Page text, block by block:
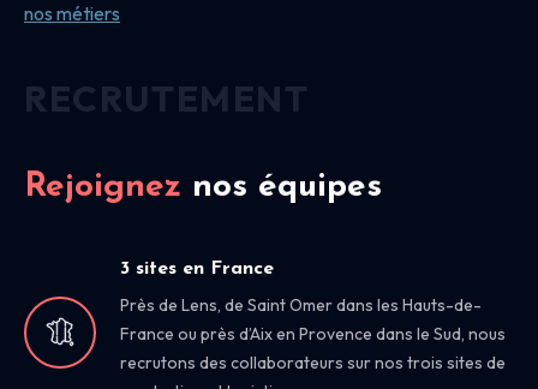
nos métiers
Rejoignez nos équipes
3 sites en France
Près de Lens, de Saint Omer dans les Hauts-de-
France ou près d’Aix en Provence dans le Sud, nous
recrutons des collaborateurs sur nos trois sites de
RECRUTEMENT